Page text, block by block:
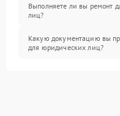
Выполняете ли вы ремонт
лиц?
Какую документацию вы
для юридических лиц?